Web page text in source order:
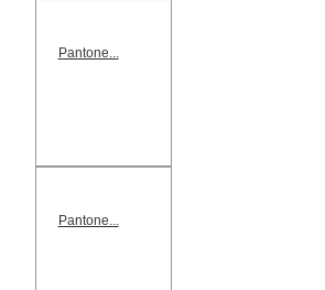
Pantone...
Pantone...